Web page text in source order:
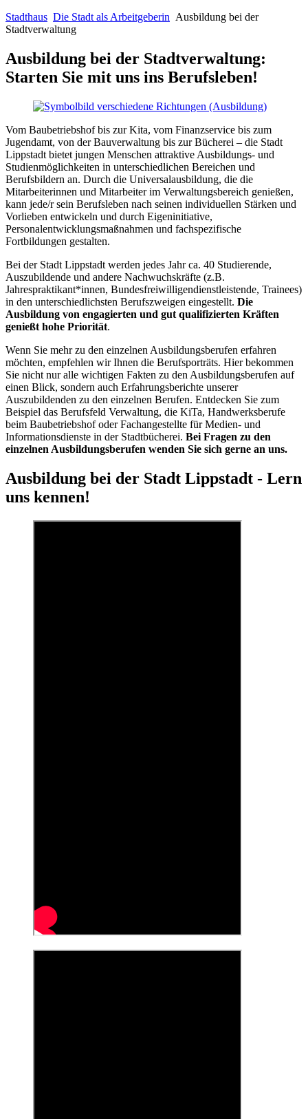
Stadthaus Die Stadt als Arbeitgeberin Ausbildung bei der
Stadtverwaltung
Ausbildung bei der Stadtverwaltung:
Starten Sie mit uns ins Berufsleben!
Vom Baubetriebshof bis zur Kita, vom Finanzservice bis zum
Jugendamt, von der Bauverwaltung bis zur Bücherei – die Stadt
Lippstadt bietet jungen Menschen attraktive Ausbildungs- und
Studienmöglichkeiten in unterschiedlichen Bereichen und
Berufsbildern an. Durch die Universalausbildung, die die
Mitarbeiterinnen und Mitarbeiter im Verwaltungsbereich genießen,
kann jede/r sein Berufsleben nach seinen individuellen Stärken und
Vorlieben entwickeln und durch Eigeninitiative,
Personalentwicklungsmaßnahmen und fachspezifische
Fortbildungen gestalten.
Bei der Stadt Lippstadt werden jedes Jahr ca. 40 Studierende,
Auszubildende und andere Nachwuchskräfte (z.B.
Jahrespraktikant*innen, Bundesfreiwilligendienstleistende, Trainees)
in den unterschiedlichsten Berufszweigen eingestellt. Die
Ausbildung von engagierten und gut qualifizierten Kräften
genießt hohe Priorität.
Wenn Sie mehr zu den einzelnen Ausbildungsberufen erfahren
möchten, empfehlen wir Ihnen die Berufsporträts. Hier bekommen
Sie nicht nur alle wichtigen Fakten zu den Ausbildungsberufen auf
einen Blick, sondern auch Erfahrungsberichte unserer
Auszubildenden zu den einzelnen Berufen. Entdecken Sie zum
Beispiel das Berufsfeld Verwaltung, die KiTa, Handwerksberufe
beim Baubetriebshof oder Fachangestellte für Medien- und
Informationsdienste in der Stadtbücherei. Bei Fragen zu den
einzelnen Ausbildungsberufen wenden Sie sich gerne an uns.
Ausbildung bei der Stadt Lippstadt - Lern
uns kennen!